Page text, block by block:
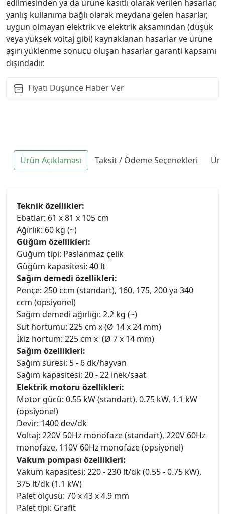
edilmesinden ya da ürüne kasıtlı olarak verilen hasarlar,
yanlış kullanıma bağlı olarak meydana gelen hasarlar,
uygun olmayan elektrik ve elektrik aksamından (düşük
veya yüksek voltaj gibi) kaynaklanan hasarlar ve ürüne
aşırı yüklenme sonucu oluşan hasarlar garanti kapsamı
dışındadır.
Fiyatı Düşünce Haber Ver
Ürün Açıklaması Taksit / Ödeme Seçenekleri
Teknik özellikler:
Ebatlar: 61 x 81 x 105 cm
Ağırlık: 60 kg (~)
Güğüm özellikleri:
Güğüm tipi: Paslanmaz çelik
Güğüm kapasitesi: 40 lt
Sağım demedi özellikleri:
Pençe: 250 ccm (standart), 160, 175, 200 ya 340
ccm (opsiyonel)
Sağım demedi ağırlığı: 2.2 kg (~)
Süt hortumu: 225 cm x (Ø 14 x 24 mm)
İkiz hortum: 225 cm x (Ø 7 x 14 mm)
Sağım özellikleri:
Sağım süresi: 5 - 6 dk/hayvan
Sağım kapasitesi: 20 - 22 inek/saat
Elektrik motoru özellikleri:
Motor gücü: 0.55 kW (standart), 0.75 kW, 1.1 kW
(opsiyonel)
Devir: 1400 dev/dk
Voltaj: 220V 50Hz monofaze (standart), 220V 60Hz
monofaze, 110V 60Hz monofaze (opsiyonel)
Vakum pompası özellikleri:
Vakum kapasitesi: 220 - 230 lt/dk (0.55 - 0.75 kW),
375 lt/dk (1.1 kW)
Palet ölçüsü: 70 x 43 x 4.9 mm
Palet tipi: Grafit